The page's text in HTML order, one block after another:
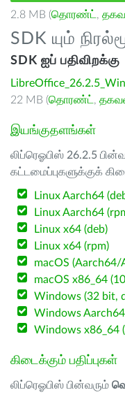
2.8 MB (தொரண்ட் ,
SDK யும்
SDK ஐப் பதிவிறக்கு
22 MB (தொரண்ட் ,
இயங்குதளங்கள்
லிப்ரெஓபிஸ் 26.2.5
கட்டமைப்புகளுக்குக்
Linux Aarch64
Linux Aarch64
Linux x64 (deb)
Linux x64 (rpm)
macOS (Aarch64/
macOS x86_64
Windows (32 bit,
Windows Aarch64
Windows x86_64
கிடைக்கும் பதிப்புகள்
லிப்ரெஓபிஸ் பின்வரும்